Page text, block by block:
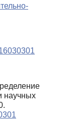
научных